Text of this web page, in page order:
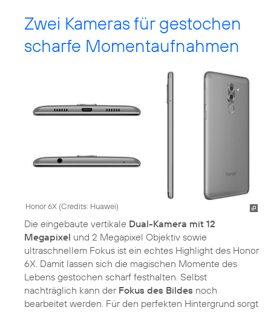
Zwei Kameras für gestochen
scharfe Momentaufnahmen
Honor 6X (Credits: Huawei)
Die eingebaute vertikale Dual-Kamera mit 12
Megapixel und 2 Megapixel Objektiv sowie
ultraschnellem Fokus ist ein echtes Highlight des Honor
6X. Damit lassen sich die magischen Momente des
Lebens gestochen scharf festhalten. Selbst
nachträglich kann der Fokus des Bildes noch
bearbeitet werden. Für den perfekten Hintergrund sorgt